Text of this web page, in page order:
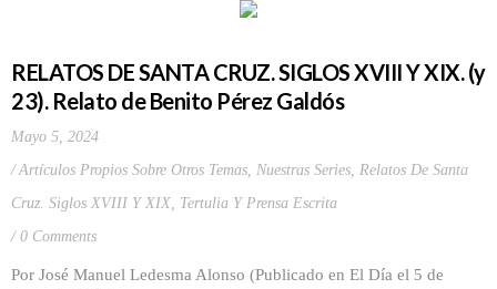
RELATOS DE SANTA CRUZ. SIGLOS XVIII Y XIX. (y
23). Relato de Benito Pérez Galdós
Mayo 5, 2024
Artículos Propios Sobre Otros Temas, Nuestras Series, Relatos De Santa
Cruz. Siglos XVIII Y XIX, Tertulia Y Prensa Escrita
0 Comments
Por José Manuel Ledesma Alonso (Publicado en El Día el 5 de